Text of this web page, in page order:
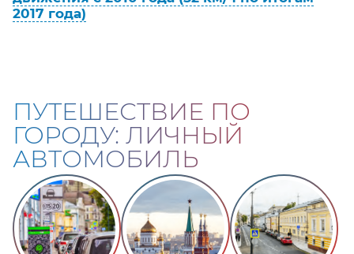
2017 года)
ПУТЕШЕСТВИЕ ПО
ГОРОДУ: ЛИЧНЫЙ
АВТОМОБИЛЬ